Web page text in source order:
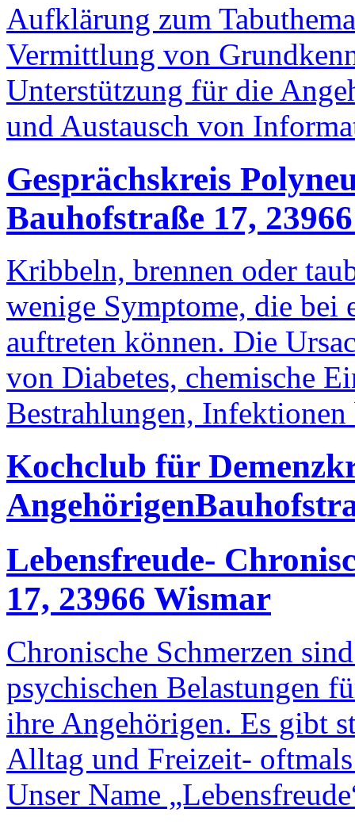
Aufklärung zum
Vermittlung von
Unterstützung für die
und Austausch von
Gesprächskreis
Bauhofstraße 17,
Kribbeln, brennen oder
wenige Symptome, die bei
auftreten können. Die
von Diabetes, chemische
Bestrahlungen, Infektionen
Kochclub für
Angehörigen
Lebensfreude-
17, 23966 Wismar
Chronische Schmerzen
psychischen Belastungen
ihre Angehörigen. Es gibt
Alltag und Freizeit-
Unser Name